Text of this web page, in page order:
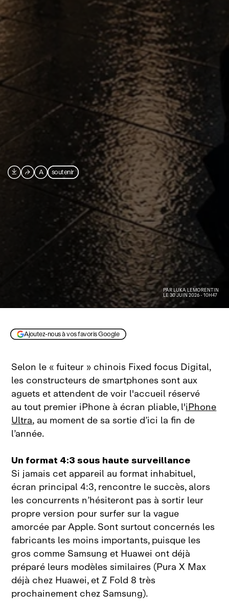
PARLUKA LEMORENTIN
LE 30 JUIN 2026 - 10H47
 ⮫ A soutenir
Ajoutez-nous à vos favoris Google
Selon le « fuiteur » chinois Fixed focus Digital,
les constructeurs de smartphones sont aux
aguets et attendent de voir l'accueil réservé
au tout premier iPhone à écran pliable, l'iPhone
Ultra, au moment de sa sortie d’ici la fin de
l’année.
Un format 4:3 sous haute surveillance
Si jamais cet appareil au format inhabituel,
écran principal 4:3, rencontre le succès, alors
les concurrents n’hésiteront pas à sortir leur
propre version pour surfer sur la vague
amorcée par Apple. Sont surtout concernés les
fabricants les moins importants, puisque les
gros comme Samsung et Huawei ont déjà
préparé leurs modèles similaires (Pura X Max
déjà chez Huawei, et Z Fold 8 très
prochainement chez Samsung).